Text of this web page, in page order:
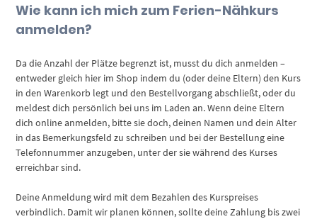
Wie kann ich mich zum Ferien-Nähkurs
anmelden?
Da die Anzahl der Plätze begrenzt ist, musst du dich anmelden –
entweder gleich hier im Shop indem du (oder deine Eltern) den Kurs
in den Warenkorb legt und den Bestellvorgang abschließt, oder du
meldest dich persönlich bei uns im Laden an. Wenn deine Eltern
dich online anmelden, bitte sie doch, deinen Namen und dein Alter
in das Bemerkungsfeld zu schreiben und bei der Bestellung eine
Telefonnummer anzugeben, unter der sie während des Kurses
erreichbar sind.
Deine Anmeldung wird mit dem Bezahlen des Kurspreises
verbindlich. Damit wir planen können, sollte deine Zahlung bis zwei